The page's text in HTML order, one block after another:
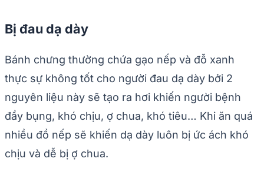
Bị đau dạ dày
Bánh chưng thường chứa gạo nếp và đỗ xanh
thực sự không tốt cho người đau dạ dày bởi 2
nguyên liệu này sẽ tạo ra hơi khiến người bệnh
đầy bụng, khó chịu, ợ chua, khó tiêu… Khi ăn quá
nhiều đồ nếp sẽ khiến dạ dày luôn bị ức ách khó
chịu và dễ bị ợ chua.